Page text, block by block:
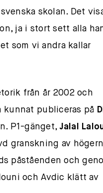
skolan. Det
ja i stort sett alla
som vi andra kallar
från år 2002 och
kunnat publiceras på
P1-gänget,Jalal
granskning av
påståenden och
och Avdic klätt av